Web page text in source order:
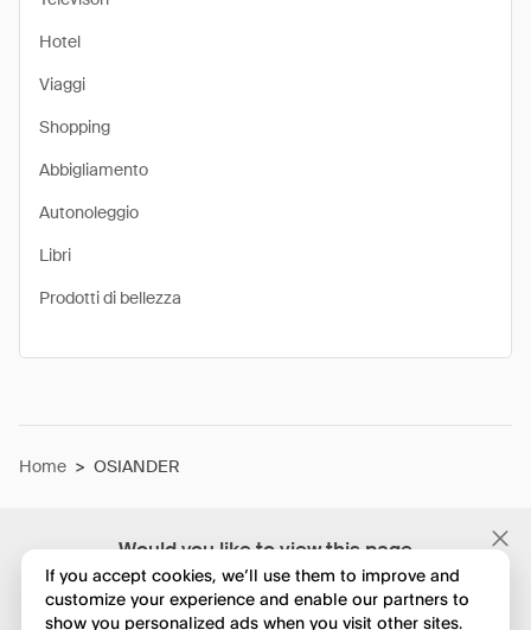
Would you like to view this page
in English?
Hotel
Viaggi
Shopping
Abbigliamento
Autonoleggio
Libri
Prodotti di bellezza
Home > OSIANDER
If you accept cookies, we’ll use them to improve and
customize your experience and enable our partners to
show you personalized ads when you visit other sites.